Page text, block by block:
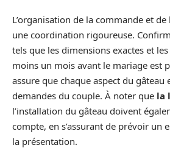
L’organisation de la commande et
une coordination rigoureuse.
tels que les dimensions exactes et
moins un mois avant le mariage est
assure que chaque aspect du gâteau
demandes du couple. À noter que la
l’installation du gâteau doivent
compte, en s’assurant de prévoir un
la présentation.